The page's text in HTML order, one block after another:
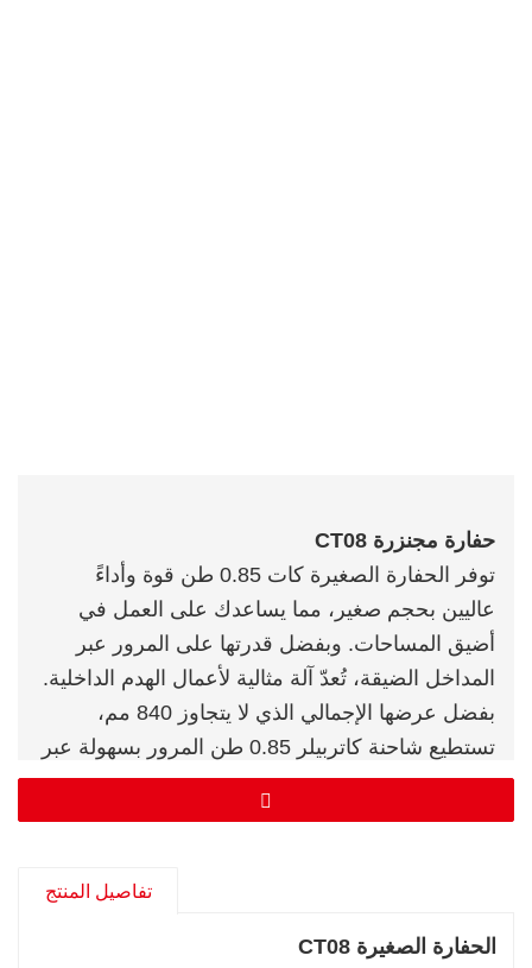
حفارة مجنزرة CT08
توفر الحفارة الصغيرة كات 0.85 طن قوة وأداءً
عاليين بحجم صغير، مما يساعدك على العمل في
أضيق المساحات. وبفضل قدرتها على المرور عبر
المداخل الضيقة، تُعدّ آلة مثالية لأعمال الهدم الداخلية.
بفضل عرضها الإجمالي الذي لا يتجاوز 840 مم،
تستطيع شاحنة كاتربيلر 0.85 طن المرور بسهولة عبر
الممرات الضيقة والأبواب. كما أصبح بالإمكان الوصول
إلى مواقع العمل الداخلية والخارجية بفضل وزنها الذي
ضغط النظام الهيدروليكي: 16 ميجا باسكال، معدل
✅
تفاصيل المنتج
الحفارة الصغيرة CT08